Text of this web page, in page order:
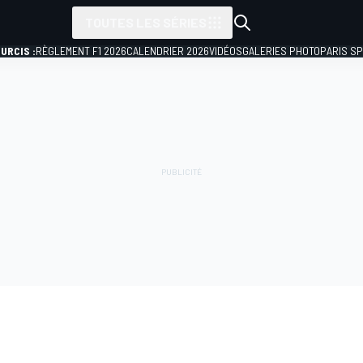
:RÈGLEMENT F1 2026CALENDRIER 2026VIDÉOSGALERIES PHOTOPARIS